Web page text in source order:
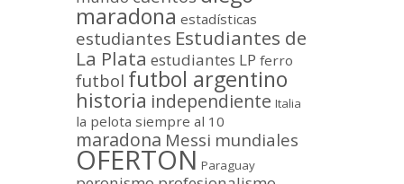
maradona estadísticas
estudiantes Estudiantes de
La Plata estudiantes LP ferro
futbol futbol argentino
historia independiente Italia
la pelota siempre al 10
maradona Messi mundiales
OFERTON Paraguay